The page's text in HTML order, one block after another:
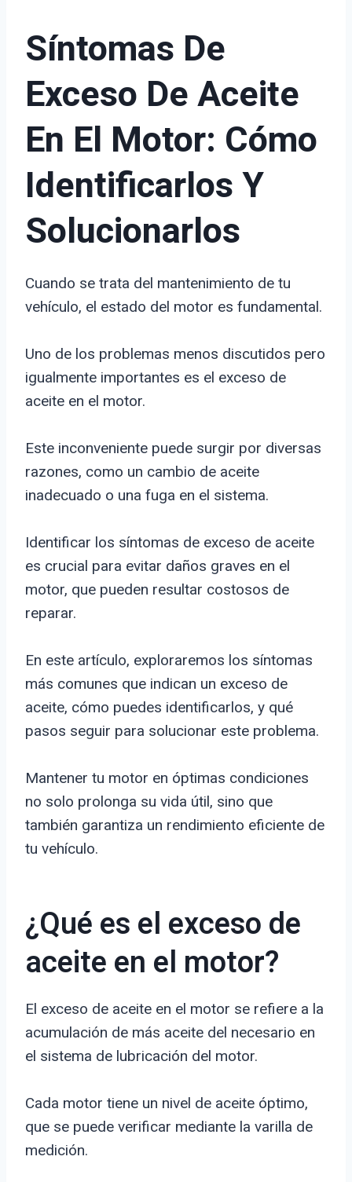
Síntomas De
Exceso De Aceite
En El Motor: Cómo
Identificarlos Y
Solucionarlos
Cuando se trata del mantenimiento de tu
vehículo, el estado del motor es fundamental.
Uno de los problemas menos discutidos pero
igualmente importantes es el exceso de
aceite en el motor.
Este inconveniente puede surgir por diversas
razones, como un cambio de aceite
inadecuado o una fuga en el sistema.
Identificar los síntomas de exceso de aceite
es crucial para evitar daños graves en el
motor, que pueden resultar costosos de
reparar.
En este artículo, exploraremos los síntomas
más comunes que indican un exceso de
aceite, cómo puedes identificarlos, y qué
pasos seguir para solucionar este problema.
Mantener tu motor en óptimas condiciones
no solo prolonga su vida útil, sino que
también garantiza un rendimiento eficiente de
tu vehículo.
¿Qué es el exceso de
aceite en el motor?
El exceso de aceite en el motor se refiere a la
acumulación de más aceite del necesario en
el sistema de lubricación del motor.
Cada motor tiene un nivel de aceite óptimo,
que se puede verificar mediante la varilla de
medición.